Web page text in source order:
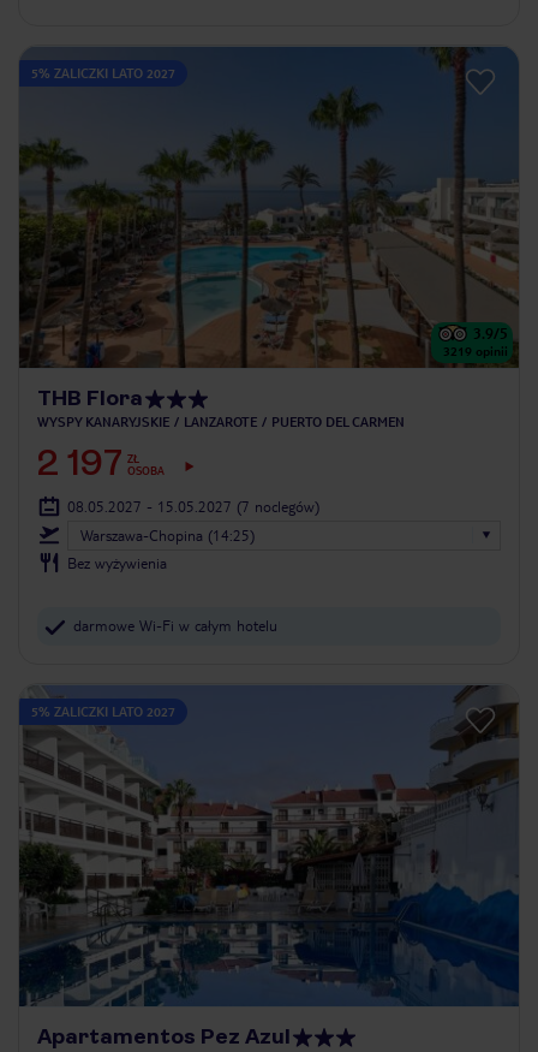
5% ZALICZKI LATO 2027
3.9/5
3219 opinii
THB Flora
WYSPY KANARYJSKIE LANZAROTE PUERTO DEL CARMEN
2 197 ZŁ
OSOBA
08.05.2027 - 15.05.2027 (7 noclegów)
Warszawa-Chopina (14:25)
Bez wyżywienia
darmowe Wi-Fi w całym hotelu
5% ZALICZKI LATO 2027
Apartamentos Pez Azul